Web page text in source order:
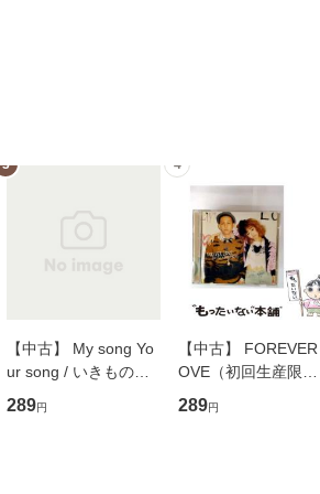
3
【中古】 My song Yo
ur song / いきものが
かり / [CD]【メール便
送料無料】
289円
4
【中古】 FOREVER
OVE（初回生産限定
盤） / 清水翔太×加藤
ミリヤ / [CD]【メール
289円